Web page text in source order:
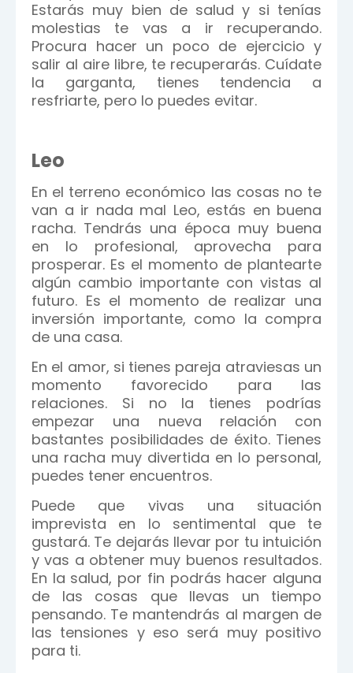
Estarás muy bien de salud y si tenías
molestias te vas a ir recuperando.
Procura hacer un poco de ejercicio y
salir al aire libre, te recuperarás. Cuídate
la garganta, tienes tendencia a
resfriarte, pero lo puedes evitar.
Leo
En el terreno económico las cosas no te
van a ir nada mal Leo, estás en buena
racha. Tendrás una época muy buena
en lo profesional, aprovecha para
prosperar. Es el momento de plantearte
algún cambio importante con vistas al
futuro. Es el momento de realizar una
inversión importante, como la compra
de una casa.
En el amor, si tienes pareja atraviesas un
momento favorecido para las
relaciones. Si no la tienes podrías
empezar una nueva relación con
bastantes posibilidades de éxito. Tienes
una racha muy divertida en lo personal,
puedes tener encuentros.
Puede que vivas una situación
imprevista en lo sentimental que te
gustará. Te dejarás llevar por tu intuición
y vas a obtener muy buenos resultados.
En la salud, por fin podrás hacer alguna
de las cosas que llevas un tiempo
pensando. Te mantendrás al margen de
las tensiones y eso será muy positivo
para ti.